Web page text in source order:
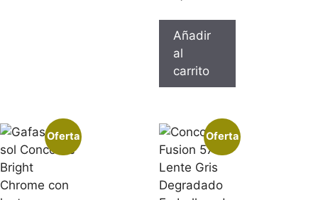
Añadir
al
carrito
Oferta Oferta